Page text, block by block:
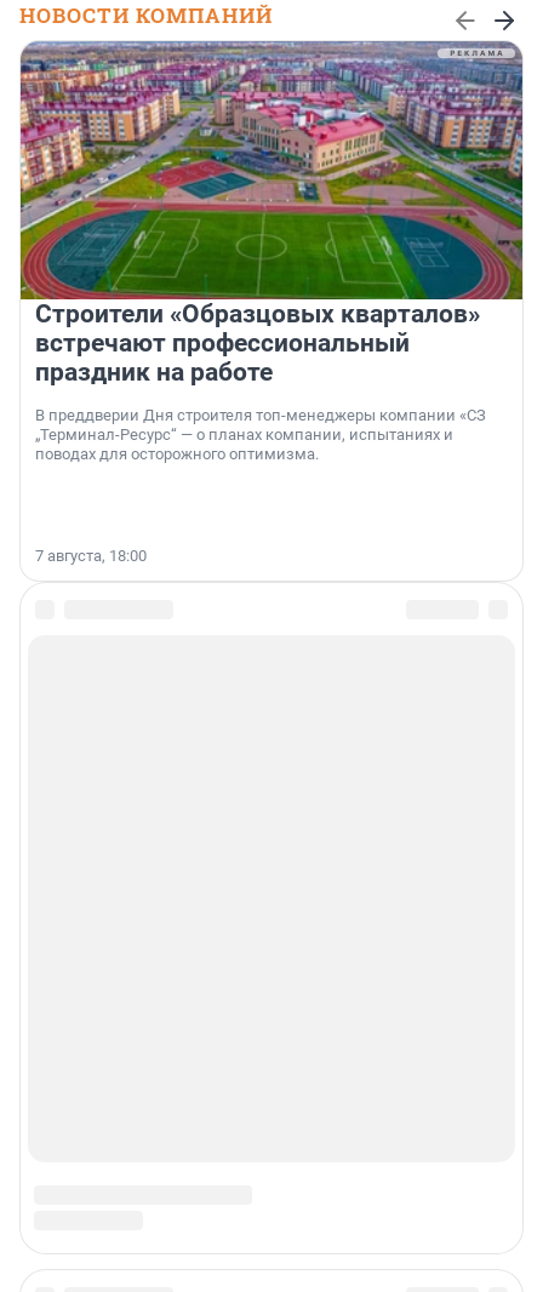
НОВОСТИ КОМПАНИЙ
Строители «Образцовых кварталов»
встречают профессиональный
праздник на работе
В преддверии Дня строителя топ-менеджеры компании «СЗ
„Терминал-Ресурс“ — о планах компании, испытаниях и
поводах для осторожного оптимизма.
7 августа, 18:00